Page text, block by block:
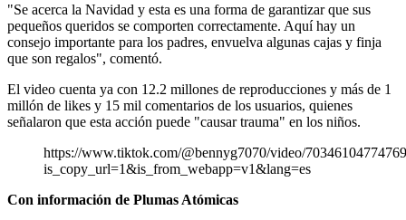
"Se acerca la Navidad y esta es una forma de garantizar que sus
pequeños queridos se comporten correctamente. Aquí hay un
consejo importante para los padres, envuelva algunas cajas y finja
que son regalos", comentó.
El video cuenta ya con 12.2 millones de reproducciones y más de 1
millón de likes y 15 mil comentarios de los usuarios, quienes
señalaron que esta acción puede "causar trauma" en los niños.
https://www.tiktok.com/@bennyg7070/video/
is_copy_url=1&is_from_webapp=v1&lang=es
Con información de Plumas Atómicas